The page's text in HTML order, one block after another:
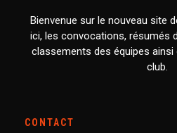
Bienvenue sur le nouveau site
ici, les convocations, résumés
classements des équipes ainsi
club.
CONTACT